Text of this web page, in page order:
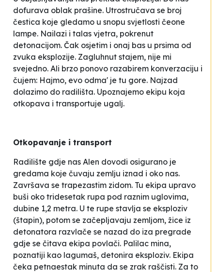
dofurava oblak prašine. Utrostručava se broj
čestica koje gledamo u snopu svjetlosti čeone
lampe. Nailazi i talas vjetra, pokrenut
detonacijom. Čak osjetim i onaj bas u prsima od
zvuka eksplozije. Zagluhnut stajem, nije mi
svejedno. Ali brzo ponovo razabirem konverzaciju i
čujem: Hajmo, evo odma' je tu gore. Najzad
dolazimo do radilišta. Upoznajemo ekipu koja
otkopava i transportuje ugalj.
Otkopavanje i transport
Radilište gdje nas Alen dovodi osigurano je
gredama koje čuvaju zemlju iznad i oko nas.
Završava se trapezastim zidom. Tu ekipa upravo
buši oko tridesetak rupa pod raznim uglovima,
dubine 1,2 metra. U te rupe stavlja se eksploziv
(štapin), potom se začepljavaju zemljom, žice iz
detonatora razvlače se nazad do iza pregrade
gdje se čitava ekipa povlači. Palilac mina,
poznatiji kao lagumaš, detonira eksploziv. Ekipa
čeka petnaestak minuta da se zrak raščisti. Za to